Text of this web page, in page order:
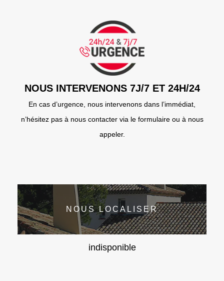
NOUS INTERVENONS 7J/7 ET 24H/24
En cas d’urgence, nous intervenons dans l’immédiat,
n’hésitez pas à nous contacter via le formulaire ou à nous
appeler.
NOUS LOCALISER
indisponible